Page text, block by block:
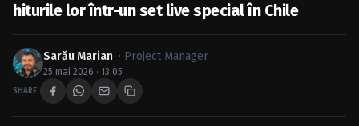
ŞTIRI
RECENZII
hiturile lor într-un set live special în Chile
Sarău Marian · Project Manager
25 mai 2026 · 13:05
SHARE